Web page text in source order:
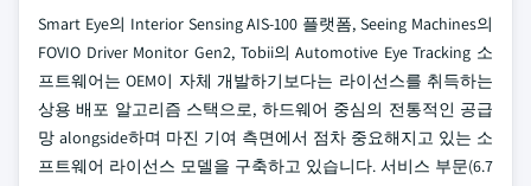
Smart Eye의 Interior Sensing AIS-100 플랫폼, Seeing Machines의
FOVIO Driver Monitor Gen2, Tobii의 Automotive Eye Tracking 소
프트웨어는 OEM이 자체 개발하기보다는 라이선스를 취득하는
상용 배포 알고리즘 스택으로, 하드웨어 중심의 전통적인 공급
망 alongside하며 마진 기여 측면에서 점차 중요해지고 있는 소
프트웨어 라이선스 모델을 구축하고 있습니다. 서비스 부문(6.7